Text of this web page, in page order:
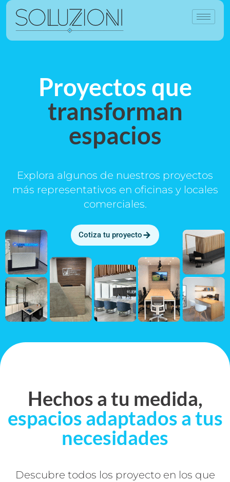
Proyectos que
transforman
espacios
Explora algunos de nuestros proyectos
más representativos en oficinas y locales
comerciales.
Cotiza tu proyecto
Hechos a tu medida,
espacios adaptados a tus
necesidades
Descubre todos los proyecto en los que